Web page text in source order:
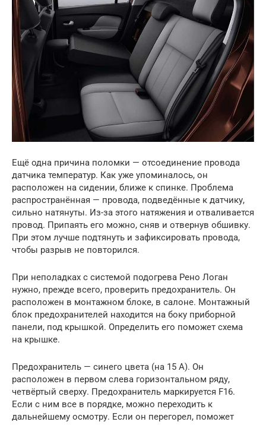
Ещё одна причина поломки — отсоединение провода
датчика температур. Как уже упоминалось, он
расположен на сидении, ближе к спинке. Проблема
распространённая — провода, подведённые к датчику,
сильно натянуты. Из-за этого натяжения и отваливается
провод. Припаять его можно, сняв и отвернув обшивку.
При этом лучше подтянуть и зафиксировать провода,
чтобы разрыв не повторился.
При неполадках с системой подогрева Рено Логан
нужно, прежде всего, проверить предохранитель. Он
расположен в монтажном блоке, в салоне. Монтажный
блок предохранителей находится на боку приборной
панели, под крышкой. Определить его поможет схема
на крышке.
Предохранитель — синего цвета (на 15 А). Он
расположен в первом слева горизонтальном ряду,
четвёртый сверху. Предохранитель маркируется F16.
Если с ним все в порядке, можно переходить к
дальнейшему осмотру. Если он перегорел, поможет